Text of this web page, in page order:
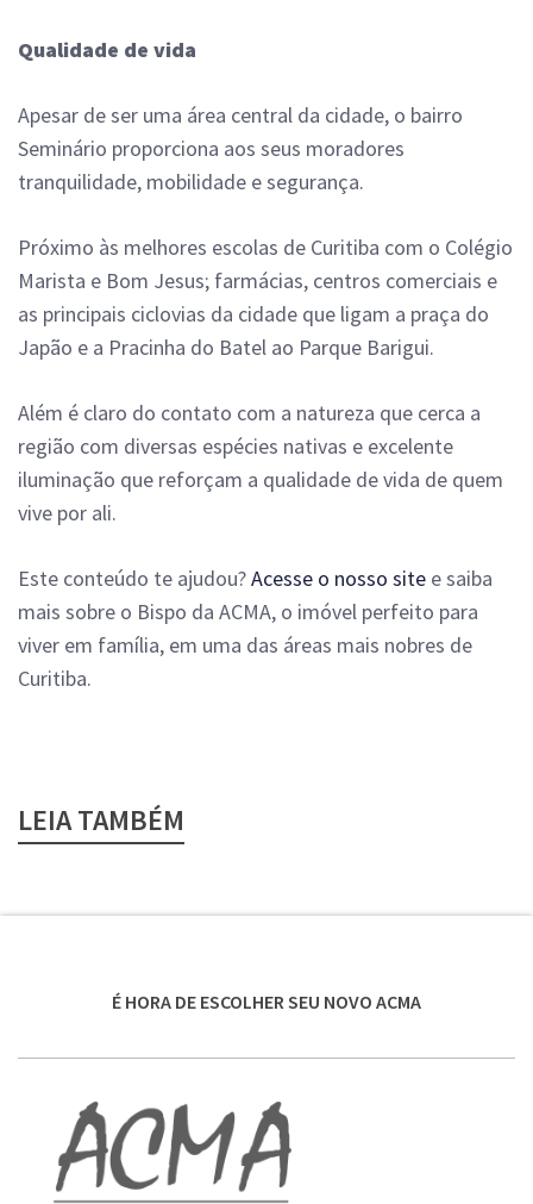
Qualidade de vida
Apesar de ser uma área central da cidade, o bairro
Seminário proporciona aos seus moradores
tranquilidade, mobilidade e segurança.
Próximo às melhores escolas de Curitiba com o Colégio
Marista e Bom Jesus; farmácias, centros comerciais e
as principais ciclovias da cidade que ligam a praça do
Japão e a Pracinha do Batel ao Parque Barigui.
Além é claro do contato com a natureza que cerca a
região com diversas espécies nativas e excelente
iluminação que reforçam a qualidade de vida de quem
vive por ali.
Este conteúdo te ajudou?Acesse o nosso site e saiba
mais sobre o Bispo da ACMA, o imóvel perfeito para
viver em família, em uma das áreas mais nobres de
Curitiba.
LEIA TAMBÉM
É HORA DE ESCOLHER SEU NOVO ACMA